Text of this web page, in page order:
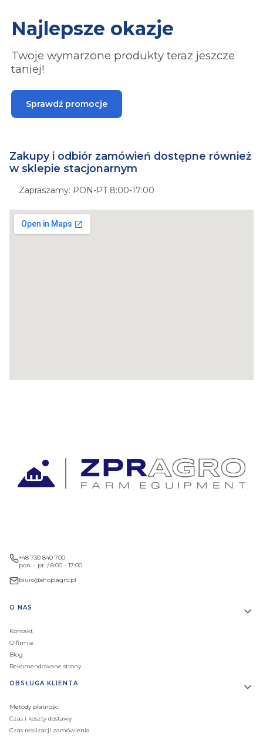
Najlepsze okazje
Twoje wymarzone produkty teraz jeszcze
taniej!
Sprawdź promocje
Zakupy i odbiór zamówień dostępne również
w sklepie stacjonarnym
Zapraszamy: PON-PT 8:00-17:00
+48 730 840 700
pon. - pt. / 8:00 - 17:00
biuro@shop.agro.pl
Linki w stopce
O NAS
Kontakt
O firmie
Blog
Rekomendowane strony
OBSŁUGA KLIENTA
Metody płatności
Czas i koszty dostawy
Czas realizacji zamówienia